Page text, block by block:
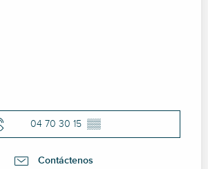
04 70 30 15 ▒▒
Contáctenos